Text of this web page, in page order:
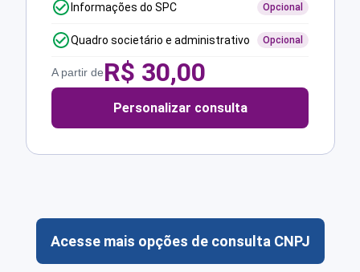
Informações do SPC Opcional
Quadro societário e administrativo Opcional
A partir deR$ 30,00
Personalizar consulta
Acesse mais opções de consulta CNPJ